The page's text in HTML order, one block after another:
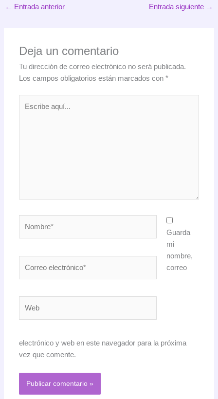
← Entrada anterior Entrada siguiente →
Deja un comentario
Tu dirección de correo electrónico no será publicada.
Los campos obligatorios están marcados con*
Guarda
mi
nombre,
correo
electrónico y web en este navegador para la próxima
vez que comente.